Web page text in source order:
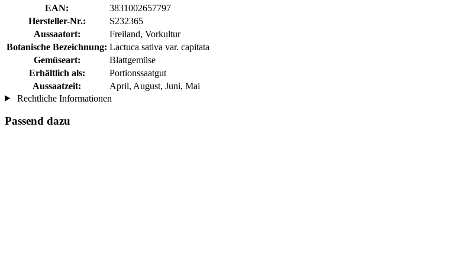
EAN:
3831002657797
Hersteller-Nr.:
S232365
Aussaatort:
Freiland, Vorkultur
Botanische Bezeichnung: Lactuca sativa var. capitata
Gemüseart:
Blattgemüse
Erhältlich als:
Portionssaatgut
Aussaatzeit:
April, August, Juni, Mai
Rechtliche Informationen
Passend dazu